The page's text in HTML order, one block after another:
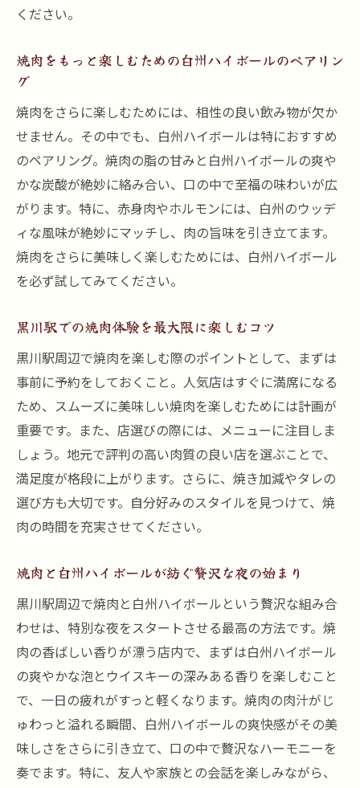
び
友人と過ごす贅沢な晩餐焼肉と白州ハイボール
の新定番
友人と焼肉を楽しむためのハイボールペア
リング
焼肉と白州ハイボールで贅沢な晩餐を
特別な夜を彩る焼肉とハイボールの組み合
わせ
焼肉と白州ハイボールで最高のひとときを
焼肉とハイボールで楽しむ仲間との時間
個室でゆったり楽しむ黒川駅の焼肉体験
プライベート空間で楽しむ焼肉の魅力
個室で味わう焼肉と白州ハイボールの特別
感
家族や仲間と過ごすゆったりとした焼肉時
間
焼肉とハイボールで贅沢な個室ディナー
落ち着いた雰囲気で楽しむ焼肉体験
プライベート空間での焼肉とハイボールの
楽しみ方
飲み放題プランが叶えるコスパ抜群の焼肉の夜
お得に楽しむ焼肉とハイボールの夜
飲み放題で楽しむ焼肉の魅力
コスパ重視の焼肉と白州ハイボールの楽し
み方
焼肉とハイボールを堪能するための飲み放
ください。
焼肉をもっと楽しむための白州ハイボールのペアリン
グ
焼肉をさらに楽しむためには、相性の良い飲み物が欠か
せません。その中でも、白州ハイボールは特におすすめ
のペアリング。焼肉の脂の甘みと白州ハイボールの爽や
かな炭酸が絶妙に絡み合い、口の中で至福の味わいが広
がります。特に、赤身肉やホルモンには、白州のウッデ
ィな風味が絶妙にマッチし、肉の旨味を引き立てます。
焼肉をさらに美味しく楽しむためには、白州ハイボール
を必ず試してみてください。
黒川駅での焼肉体験を最大限に楽しむコツ
黒川駅周辺で焼肉を楽しむ際のポイントとして、まずは
事前に予約をしておくこと。人気店はすぐに満席になる
ため、スムーズに美味しい焼肉を楽しむためには計画が
重要です。また、店選びの際には、メニューに注目しま
しょう。地元で評判の高い肉質の良い店を選ぶことで、
満足度が格段に上がります。さらに、焼き加減やタレの
選び方も大切です。自分好みのスタイルを見つけて、焼
肉の時間を充実させてください。
焼肉と白州ハイボールが紡ぐ贅沢な夜の始まり
黒川駅周辺で焼肉と白州ハイボールという贅沢な組み合
わせは、特別な夜をスタートさせる最高の方法です。焼
肉の香ばしい香りが漂う店内で、まずは白州ハイボール
の爽やかな泡とウイスキーの深みある香りを楽しむこと
で、一日の疲れがすっと軽くなります。焼肉の肉汁がじ
ゅわっと溢れる瞬間、白州ハイボールの爽快感がその美
味しさをさらに引き立て、口の中で贅沢なハーモニーを
奏でます。特に、友人や家族との会話を楽しみながら、